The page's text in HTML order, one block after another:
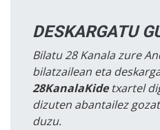
DESKARGATU
Bilatu 28 Kanala zure
bilatzailean eta
28KanalaKidetxartel
dizuten abantailez
duzu.